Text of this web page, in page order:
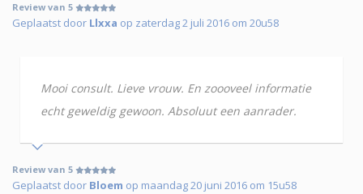
Review van 5
Geplaatst door Llxxa op zaterdag 2 juli 2016 om 20u58
Mooi consult. Lieve vrouw. En zoooveel informatie
echt geweldig gewoon. Absoluut een aanrader.
Review van 5
Geplaatst door Bloem op maandag 20 juni 2016 om 15u58